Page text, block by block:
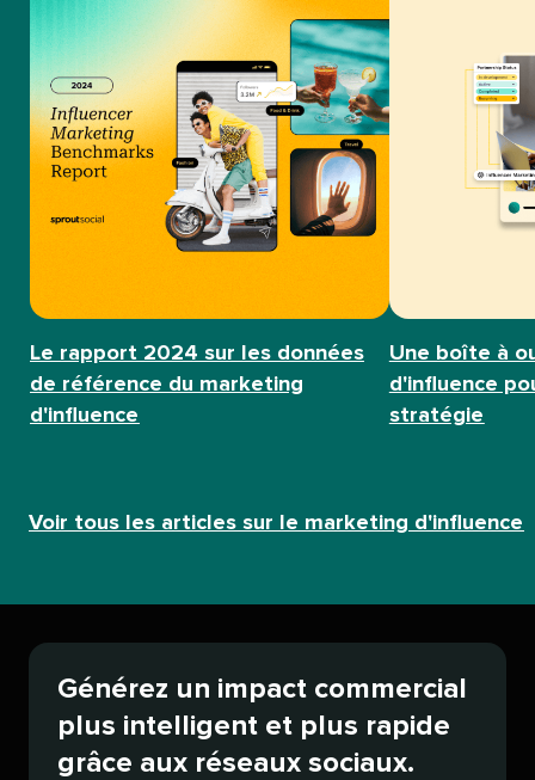
Le rapport 2024 sur les données
de référence du marketing
d'influence​​
Une boîte à
d'influence
stratégie​​
Voir tous les articles sur le marketing d'influence​​
Générez un impact commercial
plus intelligent et plus rapide
grâce aux réseaux sociaux.​​